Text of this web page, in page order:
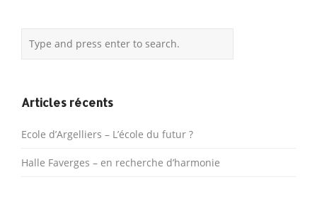
Articles récents
Ecole d’Argelliers – L’école du futur ?
Halle Faverges – en recherche d’harmonie